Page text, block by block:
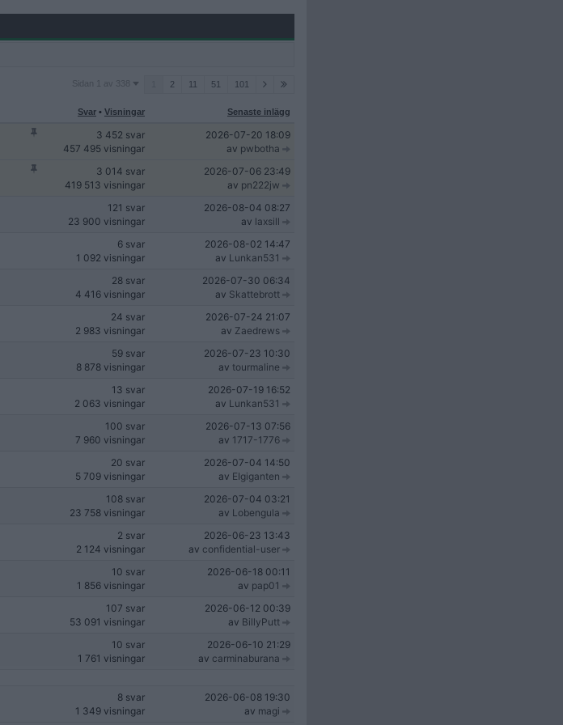
Sidan
338
Sidan 1 av 338 2 11 51 101
Svar • Visningar Senaste inlägg
3 452 svar
457 495 visningar
2026-07-20 18:09
av pwbotha
3 014 svar
419 513 visningar
2026-07-06 23:49
av pn222jw
121 svar
23 900 visningar
2026-08-04 08:27
av laxsill
6 svar
1 092 visningar
2026-08-02 14:47
av Lunkan531
28 svar
4 416 visningar
2026-07-30 06:34
av Skattebrott
24 svar
2 983 visningar
2026-07-24 21:07
av Zaedrews
59 svar
8 878 visningar
2026-07-23 10:30
av tourmaline
13 svar
2 063 visningar
2026-07-19 16:52
av Lunkan531
100 svar
7 960 visningar
2026-07-13 07:56
av 1717-1776
20 svar
5 709 visningar
2026-07-04 14:50
av EIgiganten
108 svar
23 758 visningar
2026-07-04 03:21
av Lobengula
2 svar
2 124 visningar
2026-06-23 13:43
av confidential-user
10 svar
1 856 visningar
2026-06-18 00:11
av pap01
107 svar
53 091 visningar
2026-06-12 00:39
av BillyPutt
10 svar
1 761 visningar
2026-06-10 21:29
av carminaburana
8 svar
1 349 visningar
2026-06-08 19:30
av magi